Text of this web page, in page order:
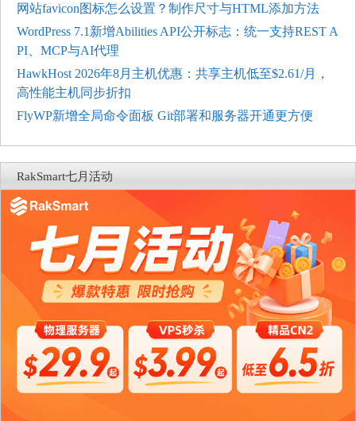
网站favicon图标怎么设置？制作尺寸与HTML添加方法
WordPress 7.1新增Abilities API公开标志：统一支持REST A
PI、MCP与AI代理
HawkHost 2026年8月主机优惠：共享主机低至$2.61/月，
高性能主机同步折扣
FlyWP新增全局命令面板 Git部署和服务器开通更方便
RakSmart七月活动